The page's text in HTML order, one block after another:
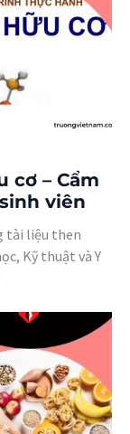
cơ – Cẩm
viên
tài liệu then
Kỹ thuật và Y